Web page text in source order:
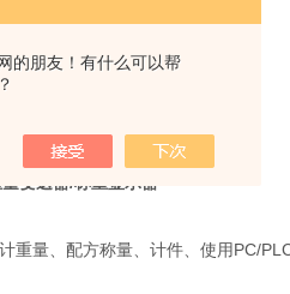
的朋友！有什么可以帮
机/待机。
变送器/称重显示器
重量、配方称量、计件、使用PC/